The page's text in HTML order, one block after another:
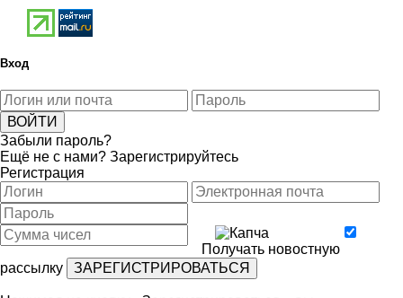
Вход
Забыли пароль?
Ещё не с нами? Зарегистрируйтесь
Регистрация
Получать новостную
рассылку